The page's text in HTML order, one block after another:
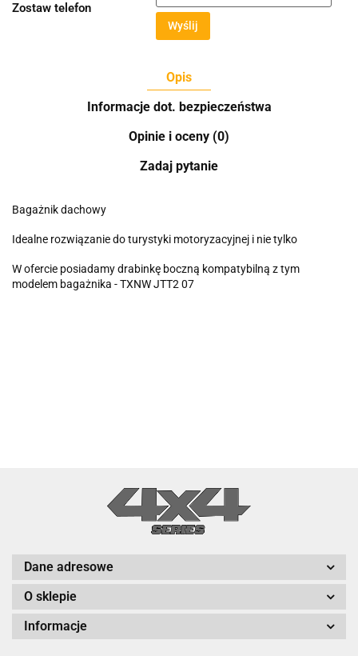
Zostaw telefon
Wyślij
Opis
Informacje dot. bezpieczeństwa
Opinie i oceny (0)
Zadaj pytanie
Bagażnik dachowy
Idealne rozwiązanie do turystyki motoryzacyjnej i nie tylko
W ofercie posiadamy drabinkę boczną kompatybilną z tym
modelem bagażnika - TXNW JTT2 07
Dane adresowe
O sklepie
Informacje